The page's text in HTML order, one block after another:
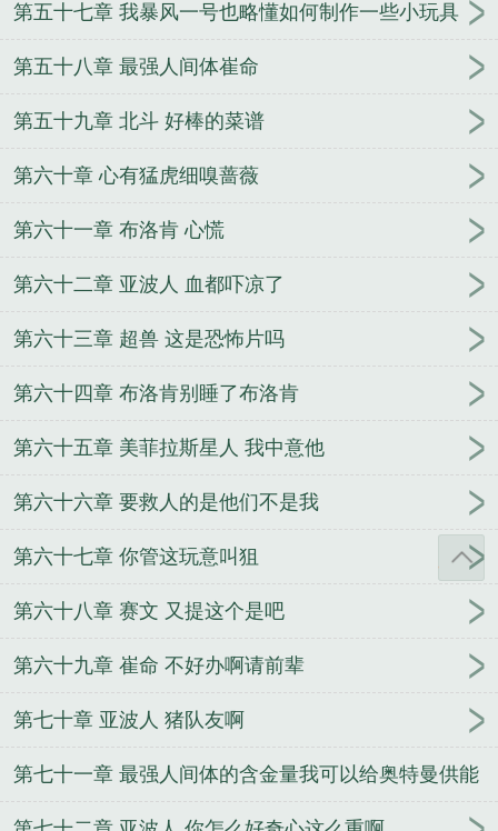
第五十七章 我暴风一号也略懂如何制作一些小玩具
第五十八章 最强人间体崔命
第五十九章 北斗 好棒的菜谱
第六十章 心有猛虎细嗅蔷薇
第六十一章 布洛肯 心慌
第六十二章 亚波人 血都吓凉了
第六十三章 超兽 这是恐怖片吗
第六十四章 布洛肯别睡了布洛肯
第六十五章 美菲拉斯星人 我中意他
第六十六章 要救人的是他们不是我
第六十七章 你管这玩意叫狙
第六十八章 赛文 又提这个是吧
第六十九章 崔命 不好办啊请前辈
第七十章 亚波人 猪队友啊
第七十一章 最强人间体的含金量我可以给奥特曼供能